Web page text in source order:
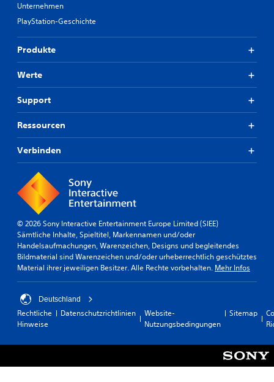
Unternehmen
PlayStation-Geschichte
Produkte
Werte
Support
Ressourcen
Verbinden
© 2026 Sony Interactive Entertainment Europe Limited (SIEE)
Sämtliche Inhalte, Spieltitel, Markennamen und/oder
Handelsaufmachungen, Warenzeichen, Designs und begleitendes
Bildmaterial sind Warenzeichen und/oder urheberrechtlich geschütztes
Material ihrer jeweiligen Besitzer. Alle Rechte vorbehalten. Mehr Infos
Deutschland
Rechtliche
Hinweise
Datenschutzrichtlinien
Website-
Nutzungsbedingungen
Sitemap